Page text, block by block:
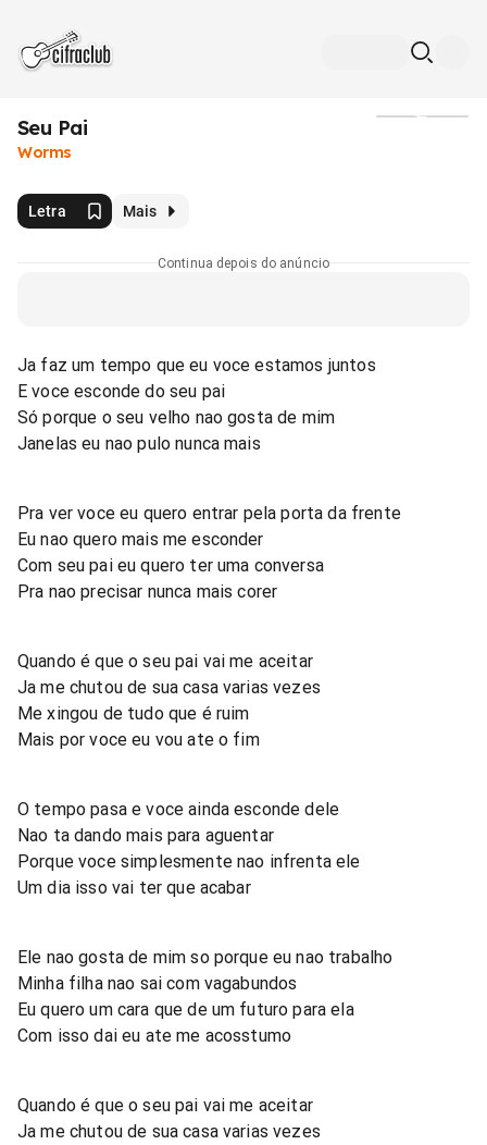
Seu Pai
Worms
Letra Mais
Continua depois do anúncio
Ja faz um tempo que eu voce estamos juntos
E voce esconde do seu pai
Só porque o seu velho nao gosta de mim
Janelas eu nao pulo nunca mais
Pra ver voce eu quero entrar pela porta da frente
Eu nao quero mais me esconder
Com seu pai eu quero ter uma conversa
Pra nao precisar nunca mais corer
Quando é que o seu pai vai me aceitar
Ja me chutou de sua casa varias vezes
Me xingou de tudo que é ruim
Mais por voce eu vou ate o fim
O tempo pasa e voce ainda esconde dele
Nao ta dando mais para aguentar
Porque voce simplesmente nao infrenta ele
Um dia isso vai ter que acabar
Ele nao gosta de mim so porque eu nao trabalho
Minha filha nao sai com vagabundos
Eu quero um cara que de um futuro para ela
Com isso dai eu ate me acosstumo
Quando é que o seu pai vai me aceitar
Ja me chutou de sua casa varias vezes